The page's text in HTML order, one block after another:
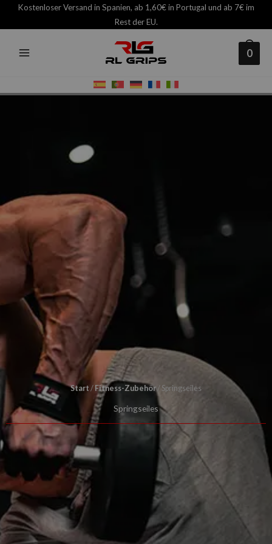
Kostenloser Versand in Spanien, ab 1,60€ in Portugal und ab 7€ im
Rest der EU.
0
Start / Fitness-Zubehör / Springseiles
Springseiles